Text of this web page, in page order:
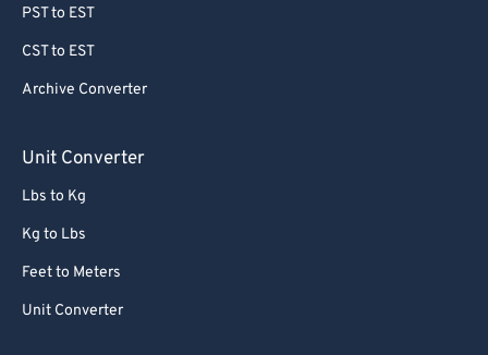
PST to EST
CST to EST
Archive Converter
Unit Converter
Lbs to Kg
Kg to Lbs
Feet to Meters
Unit Converter